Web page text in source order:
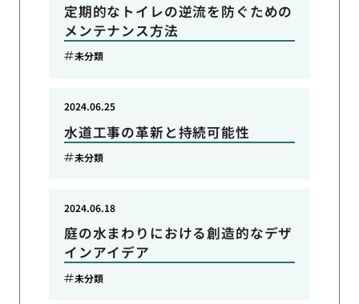
定期的なトイレの逆流を防ぐための
メンテナンス方法
未分類
水道工事の革新と持続可能性
2024.06.25
未分類
庭の水まわりにおける創造的なデザ
インアイデア
2024.06.18
未分類